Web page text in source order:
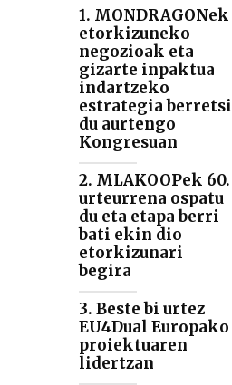
1. MONDRAGONek
etorkizuneko
negozioak eta
gizarte inpaktua
indartzeko
estrategia berretsi
du aurtengo
Kongresuan
2. MLAKOOPek 60.
urteurrena ospatu
du eta etapa berri
bati ekin dio
etorkizunari
begira
3. Beste bi urtez
EU4Dual Europako
proiektuaren
lidertzan